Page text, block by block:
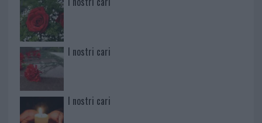
I nostri cari
I nostri cari